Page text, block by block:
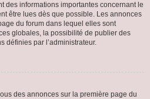
des informations importantes concernant le
être lues dès que possible. Les annonces
du forum dans lequel elles sont
globales, la possibilité de publier des
définies par l’administrateur.
des annonces sur la première page du